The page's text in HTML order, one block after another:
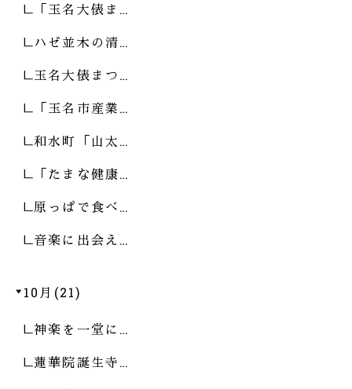
「玉名大俵ま…
ハゼ並木の清…
玉名大俵まつ…
「玉名市産業…
和水町「山太…
「たまな健康…
原っぱで食べ…
音楽に出会え…
10月(21)
神楽を一堂に…
蓮華院誕生寺…